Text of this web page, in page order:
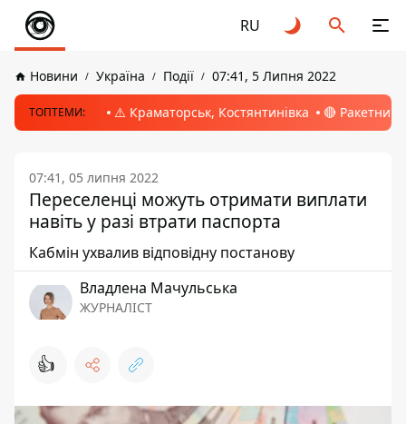
RU
Новини Україна Події 07:41, 5 Липня 2022
ТОПТЕМИ: ⚠️ Краматорськ, Костянтинівка 🔴 Ракетний
07:41, 05 липня 2022
Переселенці можуть отримати виплати
навіть у разі втрати паспорта
Кабмін ухвалив відповідну постанову
Владлена Мачульська
ЖУРНАЛІСТ
👍